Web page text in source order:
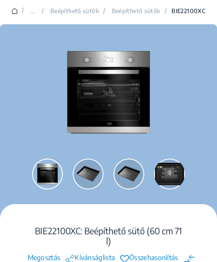
/ ... / Beépíthető sütők / Beépíthető sütők / BIE22100XC
BIE22100XC: Beépíthető sütő (60 cm 71
l)
Megosztás Kívánságlista Összehasonlítás